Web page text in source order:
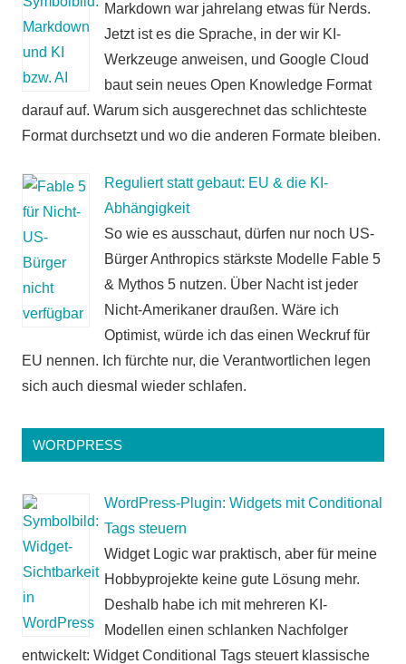
Markdown war jahrelang etwas für Nerds.
Jetzt ist es die Sprache, in der wir KI-
Werkzeuge anweisen, und Google Cloud
baut sein neues Open Knowledge Format
darauf auf. Warum sich ausgerechnet das schlichteste
Format durchsetzt und wo die anderen Formate bleiben.
Reguliert statt gebaut: EU & die KI-
Abhängigkeit
So wie es ausschaut, dürfen nur noch US-
Bürger Anthropics stärkste Modelle Fable 5
& Mythos 5 nutzen. Über Nacht ist jeder
Nicht-Amerikaner draußen. Wäre ich
Optimist, würde ich das einen Weckruf für
EU nennen. Ich fürchte nur, die Verantwortlichen legen
sich auch diesmal wieder schlafen.
WORDPRESS
WordPress-Plugin: Widgets mit Conditional
Tags steuern
Widget Logic war praktisch, aber für meine
Hobbyprojekte keine gute Lösung mehr.
Deshalb habe ich mit mehreren KI-
Modellen einen schlanken Nachfolger
entwickelt: Widget Conditional Tags steuert klassische